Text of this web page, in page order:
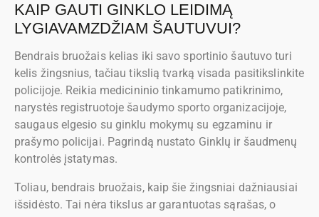
KAIP GAUTI GINKLO LEIDIMĄ
LYGIAVAMZDŽIAM ŠAUTUVUI?
Bendrais bruožais kelias iki savo sportinio šautuvo turi
kelis žingsnius, tačiau tikslią tvarką visada pasitikslinkite
policijoje. Reikia medicininio tinkamumo patikrinimo,
narystės registruotoje šaudymo sporto organizacijoje,
saugaus elgesio su ginklu mokymų su egzaminu ir
prašymo policijai. Pagrindą nustato Ginklų ir šaudmenų
kontrolės įstatymas.
Toliau, bendrais bruožais, kaip šie žingsniai dažniausiai
išsidėsto. Tai nėra tikslus ar garantuotas sąrašas, o